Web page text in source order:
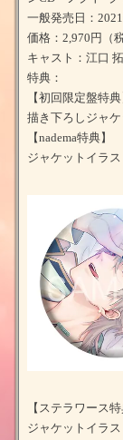
一般発売日：
価格：2,970円（税
キャスト：江口
特典：
【初回限定盤特典
描き下ろしジャ
【nadema特典】
ジャケットイラ
【ステラワース特
ジャケットイラ